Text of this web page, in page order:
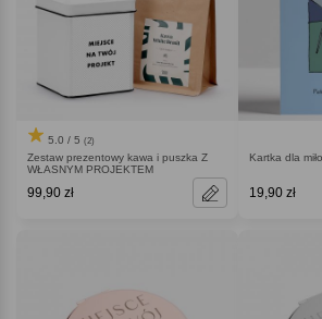
5.0 / 5 (2)
Zestaw prezentowy kawa i puszka Z
WŁASNYM PROJEKTEM
99,90 zł
Kartka dla
19,90 zł